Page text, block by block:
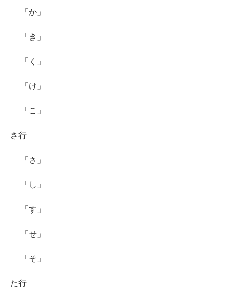
「か」
「き」
「く」
「け」
「こ」
さ行
「さ」
「し」
「す」
「せ」
「そ」
た行